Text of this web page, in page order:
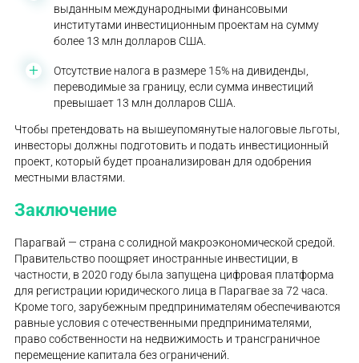
выданным международными финансовыми
институтами инвестиционным проектам на сумму
более 13 млн долларов США.
Отсутствие налога в размере 15% на дивиденды,
переводимые за границу, если сумма инвестиций
превышает 13 млн долларов США.
Чтобы претендовать на вышеупомянутые налоговые льготы,
инвесторы должны подготовить и подать инвестиционный
проект, который будет проанализирован для одобрения
местными властями.
Заключение
Парагвай — страна с солидной макроэкономической средой.
Правительство поощряет иностранные инвестиции, в
частности, в 2020 году была запущена цифровая платформа
для регистрации юридического лица в Парагвае за 72 часа.
Кроме того, зарубежным предпринимателям обеспечиваются
равные условия с отечественными предпринимателями,
право собственности на недвижимость и трансграничное
перемещение капитала без ограничений.